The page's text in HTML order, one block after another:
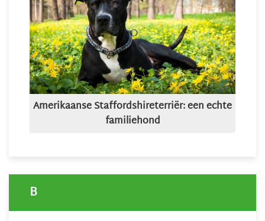
Amerikaanse Staffordshireterriër: een echte
familiehond
B